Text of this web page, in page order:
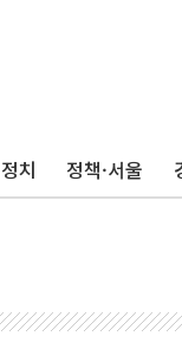
정치 정책·서울